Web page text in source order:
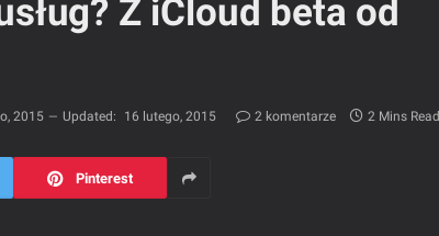
Z iCloud beta od
2015 Updated: 16 lutego, 2015 2 komentarze 2 Mins Read
Pinterest